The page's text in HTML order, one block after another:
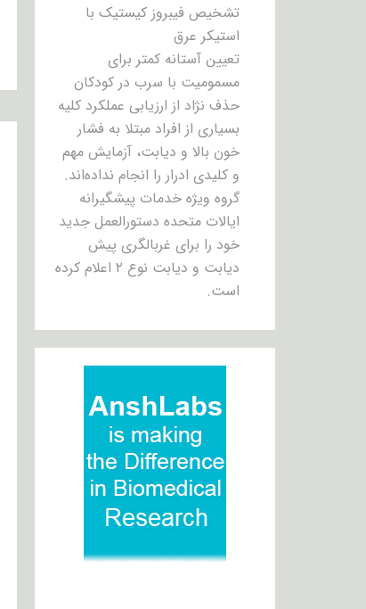
تشخیص فیبروز کیستیک با
استیکر عرق
تعیین آستانه کمتر برای
مسمومیت با سرب در کودکان
حذف نژاد از ارزیابی عملکرد کلیه
بسیاری از افراد مبتلا به فشار
خون بالا و دیابت، آزمایش مهم
و کلیدی ادرار را انجام نداده‌اند.
گروه ویژه خدمات پیشگیرانه
ایالات متحده دستورالعمل جدید
خود را برای غربالگری پیش
دیابت و دیابت نوع ۲ اعلام کرده
است.